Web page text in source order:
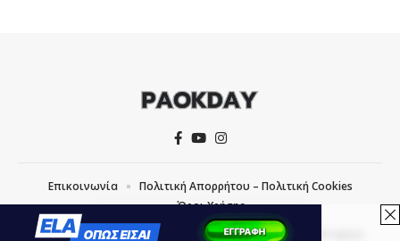
COPYRIGHT © 2026 PAOKDAY | CREATED WITH
Επικοινωνία
Πολιτική Απορρήτου – Πολιτική Cookies
Όροι Χρήσης